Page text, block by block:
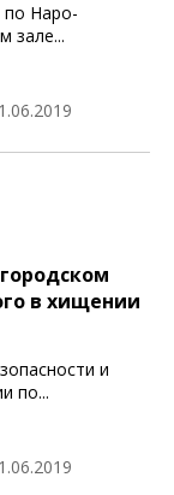
Наро-
зале...
в хищении
и
по...